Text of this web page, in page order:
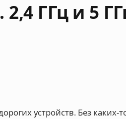
2,4 ГГц и 5
устройств. Без